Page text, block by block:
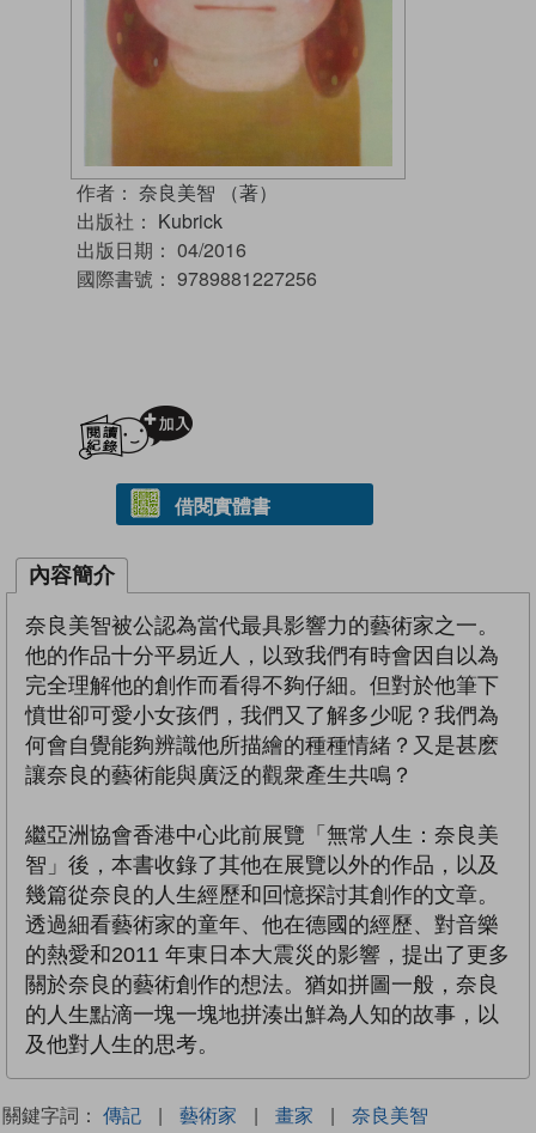
作者： 奈良美智 （著）
出版社： Kubrick
出版日期： 04/2016
國際書號： 9789881227256
借閱實體書
內容簡介
奈良美智被公認為當代最具影響力的藝術家之一。
他的作品十分平易近人，以致我們有時會因自以為
完全理解他的創作而看得不夠仔細。但對於他筆下
憤世卻可愛小女孩們，我們又了解多少呢？我們為
何會自覺能夠辨識他所描繪的種種情緒？又是甚麽
讓奈良的藝術能與廣泛的觀衆產生共鳴？
繼亞洲協會香港中心此前展覽「無常人生：奈良美
智」後，本書收錄了其他在展覽以外的作品，以及
幾篇從奈良的人生經歷和回憶探討其創作的文章。
透過細看藝術家的童年、他在德國的經歷、對音樂
的熱愛和2011 年東日本大震災的影響，提出了更多
關於奈良的藝術創作的想法。猶如拼圖一般，奈良
的人生點滴一塊一塊地拼湊出鮮為人知的故事，以
及他對人生的思考。
關鍵字詞： 傳記 | 藝術家 | 畫家 | 奈良美智